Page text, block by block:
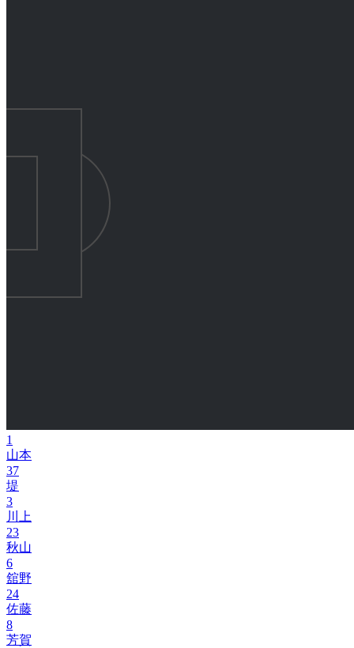
1
山本
37
堤
3
川上
23
秋山
6
舘野
24
佐藤
8
芳賀